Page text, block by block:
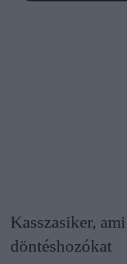
Kasszasiker,
döntéshozókat